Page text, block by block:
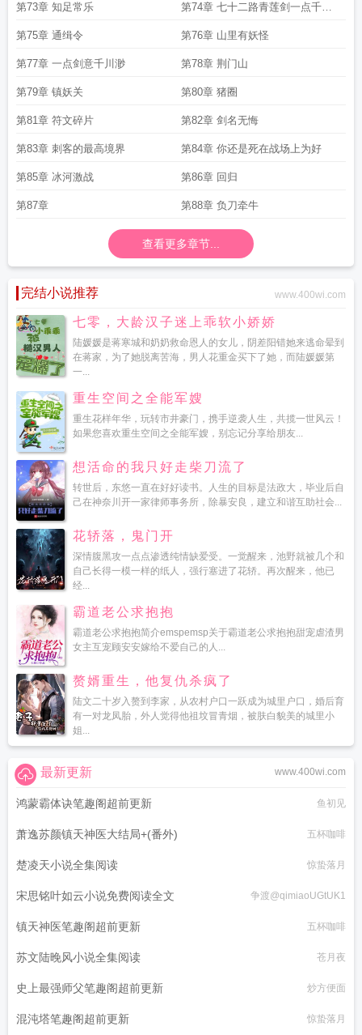
第73章 知足常乐 第74章 七十二路青莲剑一点千里
快哉风
第75章 通缉令 第76章 山里有妖怪
第77章 一点剑意千川渺 第78章 荆门山
第79章 镇妖关 第80章 猪圈
第81章 符文碎片 第82章 剑名无悔
第83章 刺客的最高境界 第84章 你还是死在战场上为好
第85章 冰河激战 第86章 回归
第87章 第88章 负刀牵牛
查看更多章节...
完结小说推荐 www.400wi.com
七零，大龄汉子迷上乖软小娇娇
陆媛媛是蒋寒城和奶奶救命恩人的女儿，阴差阳错她来逃命晕到
在蒋家，为了她脱离苦海，男人花重金买下了她，而陆媛媛第
一...
重生空间之全能军嫂
重生花样年华，玩转市井豪门，携手逆袭人生，共揽一世风云！
如果您喜欢重生空间之全能军嫂，别忘记分享给朋友...
想活命的我只好走柴刀流了
转世后，东悠一直在好好读书。人生的目标是法政大，毕业后自
己在神奈川开一家律师事务所，除暴安良，建立和谐互助社会...
花轿落，鬼门开
深情腹黑攻一点点渗透纯情缺爱受。一觉醒来，池野就被几个和
自己长得一模一样的纸人，强行塞进了花轿。再次醒来，他已
经...
霸道老公求抱抱
霸道老公求抱抱简介emspemsp关于霸道老公求抱抱甜宠虐渣男
女主互宠顾安安嫁给不爱自己的人...
赘婿重生，他复仇杀疯了
陆文二十岁入赘到李家，从农村户口一跃成为城里户口，婚后育
有一对龙凤胎，外人觉得他祖坟冒青烟，被肤白貌美的城里小
姐...
www.400wi.com
最新更新
鸿蒙霸体诀笔趣阁超前更新 鱼初见
萧逸苏颜镇天神医大结局+(番外) 五杯咖啡
楚凌天小说全集阅读 惊蛰落月
宋思铭叶如云小说免费阅读全文 争渡@qimiaoUGtUK1
镇天神医笔趣阁超前更新 五杯咖啡
苏文陆晚风小说全集阅读 苍月夜
史上最强师父笔趣阁超前更新 炒方便面
混沌塔笔趣阁超前更新 惊蛰落月